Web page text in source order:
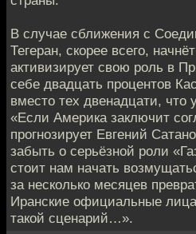
В случае сближения с
Тегеран, скорее всего,
активизирует свою роль в
себе двадцать процентов
вместо тех двенадцати, что
«Если Америка заключит
прогнозирует Евгений
забыть о серьёзной роли
стоит нам начать
за несколько месяцев
Иранские официальные
такой сценарий…».